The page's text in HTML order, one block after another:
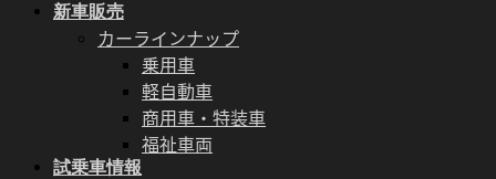
新車販売
カーラインナップ
乗用車
軽自動車
商用車・特装車
福祉車両
試乗車情報